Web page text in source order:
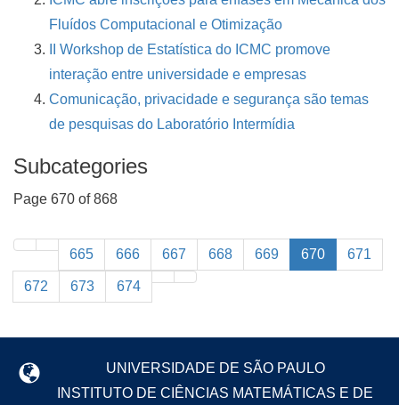
Fluídos Computacional e Otimização
II Workshop de Estatística do ICMC promove
interação entre universidade e empresas
Comunicação, privacidade e segurança são temas
de pesquisas do Laboratório Intermídia
Subcategories
Page 670 of 868
665 666 667 668 669 670 671
672 673 674
UNIVERSIDADE DE SÃO PAULO
INSTITUTO DE CIÊNCIAS MATEMÁTICAS E DE